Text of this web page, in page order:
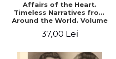
Affairs of the Heart.
Timeless Narratives from
Around the World. Volume
37,00 Lei